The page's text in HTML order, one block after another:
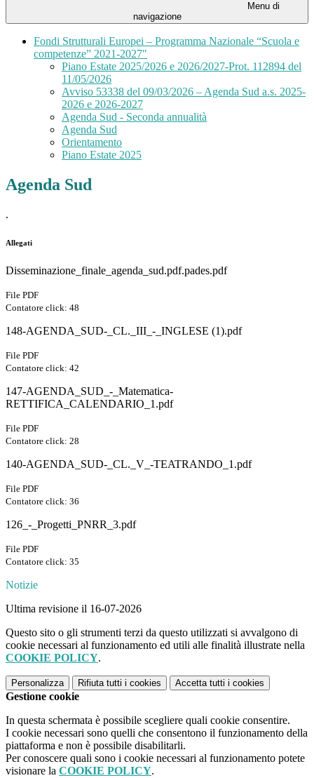
Menu di
navigazione
Fondi Strutturali Europei – Programma Nazionale “Scuola e
competenze” 2021-2027″
Piano Estate 2025/2026 e 2026/2027-Prot. 112894 del
11/05/2026
Avviso 53338 del 09/03/2026 – Agenda Sud a.s. 2025-
2026 e 2026-2027
Agenda Sud - Seconda annualità
Agenda Sud
Orientamento
Piano Estate 2025
Agenda Sud
.
Allegati
Disseminazione_finale_agenda_sud.pdf.pades.pdf
File PDF
Contatore click: 48
148-AGENDA_SUD-_CL._III_-_INGLESE (1).pdf
File PDF
Contatore click: 42
147-AGENDA_SUD_-_Matematica-
RETTIFICA_CALENDARIO_1.pdf
File PDF
Contatore click: 28
140-AGENDA_SUD-_CL._V_-TEATRANDO_1.pdf
File PDF
Contatore click: 36
126_-_Progetti_PNRR_3.pdf
File PDF
Contatore click: 35
Notizie
Ultima revisione il 16-07-2026
Questo sito o gli strumenti terzi da questo utilizzati si avvalgono di
cookie necessari al funzionamento ed utili alle finalità illustrate nella
COOKIE POLICY.
Personalizza Rifiuta tutti i cookies Accetta tutti i cookies
Gestione cookie
In questa schermata è possibile scegliere quali cookie consentire.
I cookie necessari sono quelli che consentono il funzionamento della
piattaforma e non è possibile disabilitarli.
Per conoscere quali sono i cookie necessari al funzionamento potete
visionare la COOKIE POLICY.